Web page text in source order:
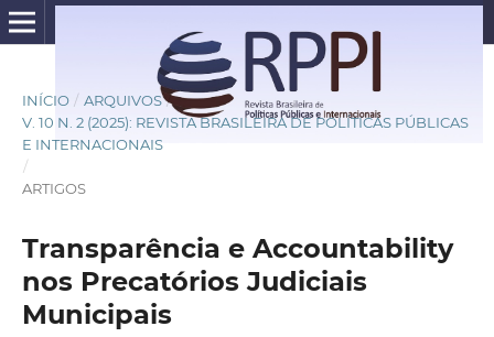
INÍCIO / ARQUIVOS /
V. 10 N. 2 (2025): REVISTA BRASILEIRA DE POLÍTICAS PÚBLICAS
E INTERNACIONAIS
/
ARTIGOS
Transparência e Accountability
nos Precatórios Judiciais
Municipais